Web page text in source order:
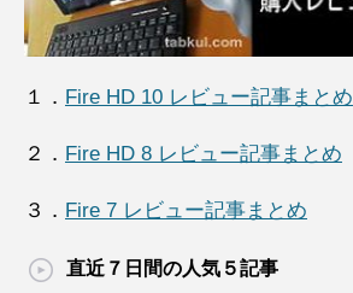
１． Fire HD 10 レビュー記事まとめ
２． Fire HD 8 レビュー記事まとめ
３． Fire 7 レビュー記事まとめ
直近７日間の人気５記事